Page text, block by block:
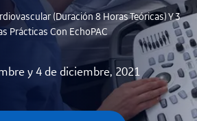
(duración 8 Horas Teóricas) Y 3
Prácticas Con EchoPAC
y 4 de diciembre, 2021